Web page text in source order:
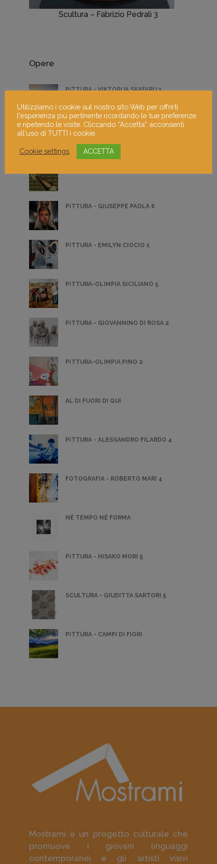
Scultura – Fabrizio Pedrali 3
Opere
PITTURA - VIKTORIJA SKAFARU 3
PITTURA - DONATELLA MARCATAJO 5
PITTURA - GIUSEPPE PAOLA 6
PITTURA - EMILYN CIOCIO 1
PITTURA-OLIMPIA SICILIANO 5
PITTURA - GIOVANNINO DI ROSA 2
PITTURA-OLIMPIA PINO 2
AL DI FUORI DI QUI
PITTURA - ALESSANDRO FILARDO 4
FOTOGRAFIA - ROBERTO MARI 4
NÉ TEMPO NÉ FORMA
PITTURA - HISAKO MORI 5
SCULTURA - GIUDITTA SARTORI 5
PITTURA - CAMPI DI FIORI
Mostrami è un progetto culturale che
promuove i giovani linguaggi
contemporanei e gli artisti visivi
Utilizziamo i cookie sul nostro sito Web per offrirti
l'esperienza più pertinente ricordando le tue preferenze
e ripetendo le visite. Cliccando “Accetta” acconsenti
all'uso di TUTTI i cookie.
Cookie settings ACCETTA